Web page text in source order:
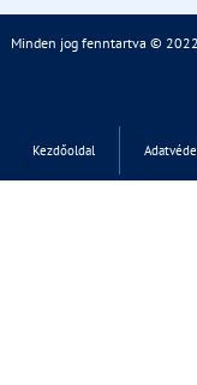
Minden jog fenntartva © 2022
Kezdőoldal